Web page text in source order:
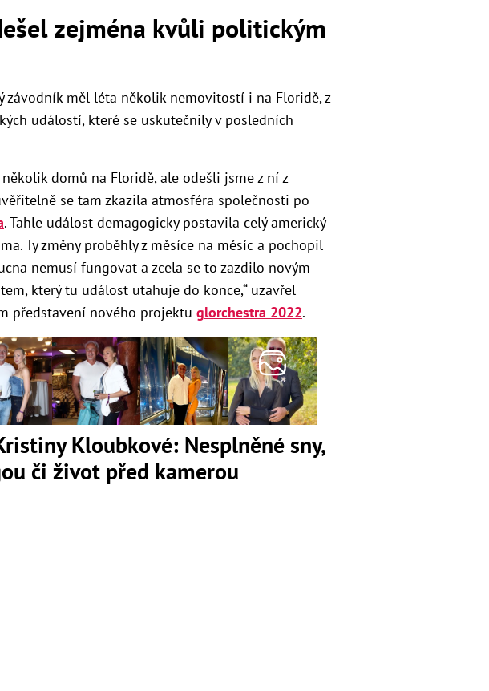
zejména kvůli politickým
závodník měl léta několik nemovitostí i na Floridě, z
událostí, které se uskutečnily v posledních
domů na Floridě, ale odešli jsme z ní z
se tam zkazila atmosféra společnosti po
. Tahle událost demagogicky postavila celý americký
Ty změny proběhly z měsíce na měsíc a pochopil
nemusí fungovat a zcela se to zazdilo novým
který tu událost utahuje do konce,“ uzavřel
představení nového projektu glorchestra 2022.
Kloubkové: Nesplněné sny,
či život před kamerou